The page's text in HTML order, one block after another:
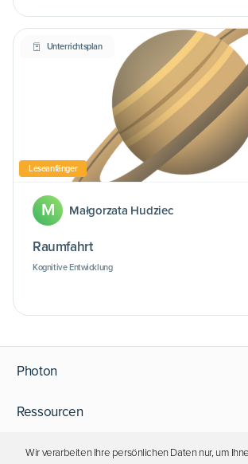
Unterrichtsplan
Leseanfänger
M Małgorzata Hudziec
Raumfahrt
Kognitive Entwicklung
Photon
Ressourcen
Support
Wir verarbeiten Ihre persönlichen Daten nur, um